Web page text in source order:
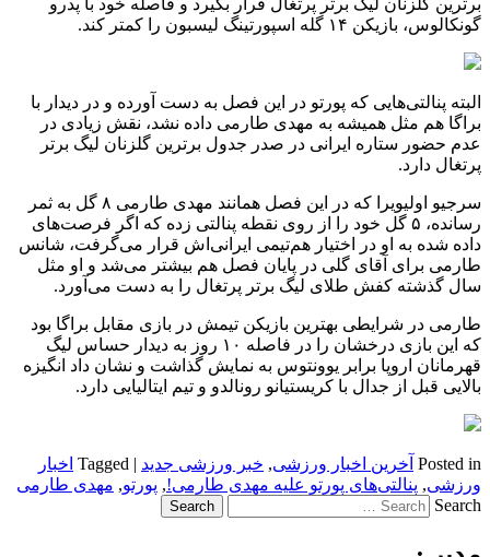
برترین گلزنان لیگ برتر پرتغال قرار بگیرد و فاصله خود با پدرو
گونکالوس، بازیکن ۱۴ گله اسپورتینگ لیسبون را کمتر کند.
البته پنالتی‌هایی که پورتو در این فصل به دست آورده و در دیدار با
براگا هم مثل همیشه به مهدی طارمی داده نشد، نقش زیادی در
عدم حضور ستاره ایرانی در صدر جدول برترین گلزنان لیگ برتر
پرتغال دارد.
سرجیو اولیویرا که در این فصل همانند مهدی طارمی ۸ گل به ثمر
رسانده، ۵ گل خود را از روی نقطه پنالتی زده که اگر فرصت‌های
داده شده به او در اختیار هم‌تیمی ایرانی‌اش قرار می‌گرفت، شانس
طارمی برای آقای گلی در پایان فصل هم بیشتر می‌شد و او مثل
سال گذشته کفش طلای لیگ برتر پرتغال را به دست می‌آورد.
طارمی در شرایطی بهترین بازیکن تیمش در بازی مقابل براگا بود
که این بازی درخشان را در فاصله ۱۰ روز به دیدار حساس لیگ
قهرمانان اروپا برابر یوونتوس به نمایش گذاشت و نشان داد انگیزه
بالایی قبل از جدال با کریستیانو رونالدو و تیم ایتالیایی دارد.
Posted in آخرین اخبار ورزشی, خبر ورزشی جدید |
Tagged اخبار
ورزشی, پنالتی‌های پورتو علیه مهدی طارمی!, پورتو, مهدی طارمی
Search